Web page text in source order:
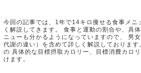
今回の記事では、1年で14キロ痩せる食事メニ
く解説してきます。 食事と運動の割合や、具
ニューも分かるようになっていますので、 男
代謝の違い）を含めて詳しく解説しております
の 具体的な目標摂取カロリー、目標消費カロ
けます。